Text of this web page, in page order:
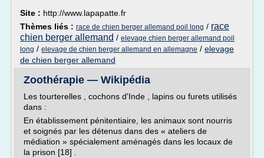
Site : http://www.lapapatte.fr
Thèmes liés : race de chien berger allemand poil long / race
chien berger allemand / elevage chien berger allemand poil
long / elevage de chien berger allemand en allemagne / elevage
de chien berger allemand
Zoothérapie — Wikipédia
Les tourterelles , cochons d'Inde , lapins ou furets utilisés
dans :
En établissement pénitentiaire, les animaux sont nourris
et soignés par les détenus dans des « ateliers de
médiation » spécialement aménagés dans les locaux de
la prison [18] .